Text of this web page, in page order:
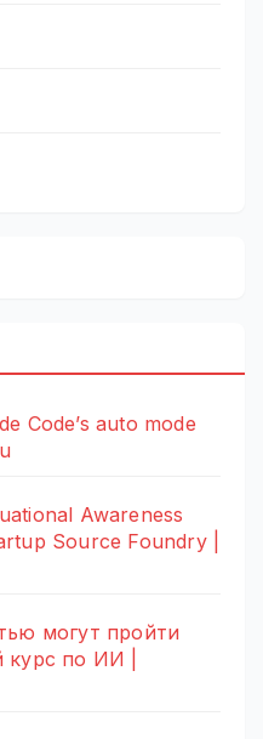
Code’s auto mode
Awareness
Source Foundry |
могут пройти
по ИИ |